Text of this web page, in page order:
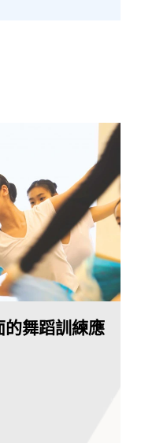
的舞蹈訓練應